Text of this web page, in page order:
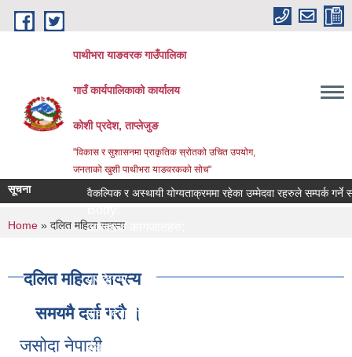
Skip to main content
पाथीभरा याङवरक गाउँपालिका
गाउँ कार्यपालिकाको कार्यालय
कोशी प्रदेश, ताप्लेजुङ
"विकास र सुशासनमा प्राकृतिक स्रोतको उचित उपयोग,
जनताको खुशी पाथीभरा याङवरकको सोच"
सूचना वैकल्पिक र अस्थायी योग्यताक्रममा रहेका उम्मेदवा रहरुले सम्पर्क गर्ने
आवश्यक कागजातहरु:
प्रक्रिया:
सेवा दिने कार्यालय:
सेवा शुल्क:
You are here
Home » दलित महिला सदस्य
दलित महिला सदस्य
समयमै दर्ता गरौ ।
जसोदा नेपाली